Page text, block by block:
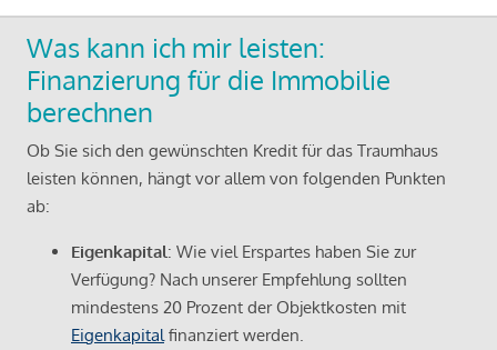
Was kann ich mir leisten:
Finanzierung für die Immobilie
berechnen
Ob Sie sich den gewünschten Kredit für das Traumhaus
leisten können, hängt vor allem von folgenden Punkten
ab:
Eigenkapital: Wie viel Erspartes haben Sie zur
Verfügung? Nach unserer Empfehlung sollten
mindestens 20 Prozent der Objektkosten mit
Eigenkapital finanziert werden.